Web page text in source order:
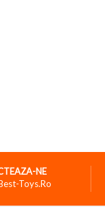
NE
Toys.ro